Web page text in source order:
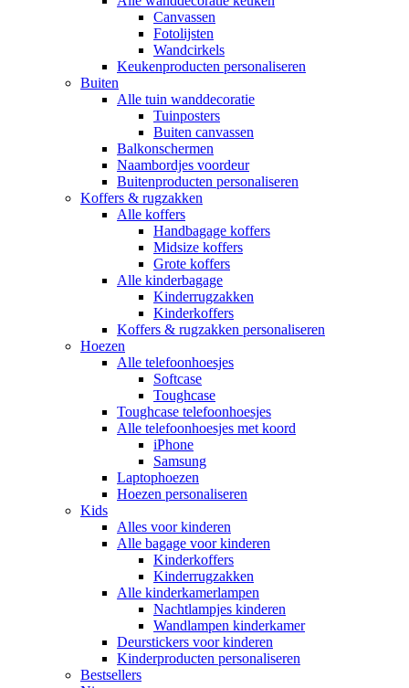
Canvassen
Fotolijsten
Wandcirkels
Keukenproducten personaliseren
Buiten
Alle tuin wanddecoratie
Tuinposters
Buiten canvassen
Balkonschermen
Naambordjes voordeur
Buitenproducten personaliseren
Koffers & rugzakken
Alle koffers
Handbagage koffers
Midsize koffers
Grote koffers
Alle kinderbagage
Kinderrugzakken
Kinderkoffers
Koffers & rugzakken personaliseren
Hoezen
Alle telefoonhoesjes
Softcase
Toughcase
Toughcase telefoonhoesjes
Alle telefoonhoesjes met koord
iPhone
Samsung
Laptophoezen
Hoezen personaliseren
Kids
Alles voor kinderen
Alle bagage voor kinderen
Kinderkoffers
Kinderrugzakken
Alle kinderkamerlampen
Nachtlampjes kinderen
Wandlampen kinderkamer
Deurstickers voor kinderen
Kinderproducten personaliseren
Bestsellers